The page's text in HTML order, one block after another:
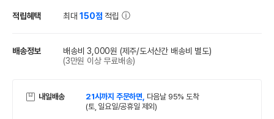
적립혜택 최대150점 적립
배송정보 배송비 3,000원 (제주/도서산간 배송비 별도)
(3만원 이상 무료배송)
내일배송 21시까지 주문하면, 다음날 95% 도착
(토, 일요일/공휴일 제외)